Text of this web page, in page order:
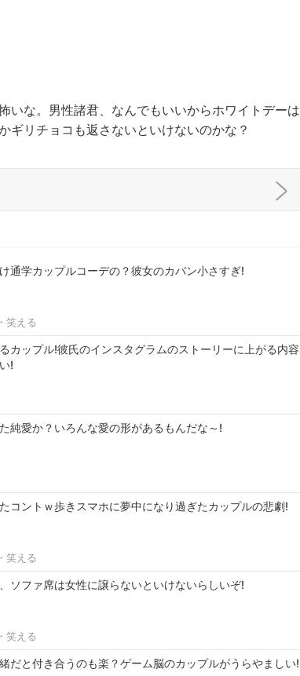
いな。男性諸君、なんでもいいからホワイトデーは
ギリチョコも返さないといけないのかな？
通学カップルコーデの？彼女のカバン小さすぎ!
笑える
カップル!彼氏のインスタグラムのストーリーに上がる内容
!
純愛か？いろんな愛の形があるもんだな～!
コントｗ歩きスマホに夢中になり過ぎたカップルの悲劇!
笑える
ソファ席は女性に譲らないといけないらしいぞ!
笑える
だと付き合うのも楽？ゲーム脳のカップルがうらやましい!